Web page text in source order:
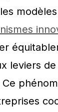
leviers